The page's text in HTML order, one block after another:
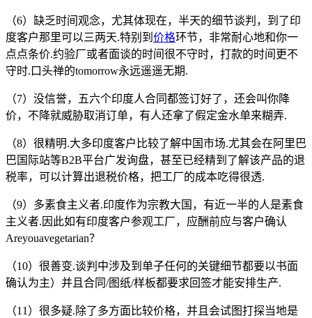
（6）缺乏时间观念，尤其体现在，半天的细节谈判，到了印
度客户那里可以三两天.特别到 价格环节，非常耐心地和你一
点点条价.约验厂或者面谈的时间很不守时，打款的时间更不
守时.口头禅的tomorrow永远遥遥无期.
（7）没信誉，五六个印度人合同都签订好了，还会叫你降
价，不降就威胁取消订单，有人还拿了假定金水单来糊弄.
（8）很精明.大多印度客户比较了解中国市场.尤其会在阿里巴
巴国际站等B2B平台广发询盘，甚至已经精到了解该产品的退
税率，可以计算出退税价格，把工厂的成本吃得很透.
（9）多素食主义者.印度作为宗教大国，有近一半的人是素食
主义者.因此如有印度客户参观工厂，应酬前应与客户确认
Areyouavegetarian？
（10）很善变.谈判中涉及到单子任何的关键细节都要以书面
确认为主）并且合同/图纸/样板都要求回签才能安排生产.
（11）很多疑.除了多方面比较价格，并且会试图打探当地是